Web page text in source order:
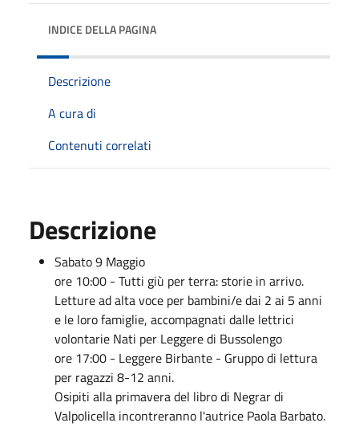
INDICE DELLA PAGINA
Descrizione
A cura di
Contenuti correlati
Descrizione
Sabato 9 Maggio
ore 10:00 - Tutti giù per terra: storie in arrivo.
Letture ad alta voce per bambini/e dai 2 ai 5 anni
e le loro famiglie, accompagnati dalle lettrici
volontarie Nati per Leggere di Bussolengo
ore 17:00 - Leggere Birbante - Gruppo di lettura
per ragazzi 8-12 anni.
Osipiti alla primavera del libro di Negrar di
Valpolicella incontreranno l'autrice Paola Barbato.